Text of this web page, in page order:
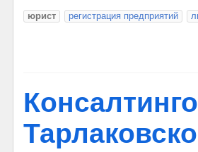
юрист регистрация предприятий